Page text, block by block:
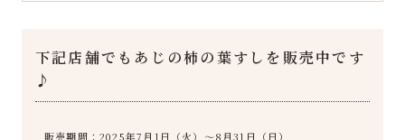
下記店舗でもあじの柿の葉すしを販売中です
♪
販売期間：2025年7月1日（火）～8月31日（日）